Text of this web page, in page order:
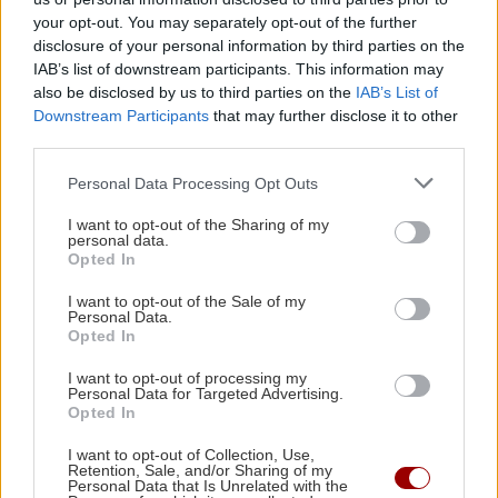
your opt-out. You may separately opt-out of the further
disclosure of your personal information by third parties on the
IAB’s list of downstream participants. This information may
also be disclosed by us to third parties on the IAB’s List of
Downstream Participants that may further disclose it to other
Personal Data Processing Opt Outs
I want to opt-out of the Sharing of my
personal data.
Opted In
I want to opt-out of the Sale of my
Personal Data.
Opted In
I want to opt-out of processing my
Personal Data for Targeted Advertising.
Opted In
I want to opt-out of Collection, Use,
Retention, Sale, and/or Sharing of my
Personal Data that Is Unrelated with the
UEFA: «Το μποϊκοτάζ στις διοργανώσεις της
FIFA παραμένει σε ισχύ»
22:19
ΑΘΛΗΤΙΚΑ
Europa League: Η ΤΣΣΚΑ Σόφιας διέλυσε 3-0
ΠΕΡΙΕΡΓΑ - ΠΑΡΑΞΕΝΑ
Βέλγιο: Ζει σε πλωτό σπίτι 23 μέτρων εδώ και
χρόνια
22:00
GOSSIP - LIFESTYLE
Γιώργος Λιάγκας: «Ο Τζορτζ Κλούνεϊ της
Ελλάδας…»
ΠΕΡΙΣΣΟΤΕΡΑ
ΣΧΕΣΕΙΣ ΚΑΙ SEX
Χρήματα και σχέση: Πώς να μιλήσετε
χωρίς να καταλήξετε σε καβγά
Η Μπάρμπρα Στρέιζαντ υπογράφει το